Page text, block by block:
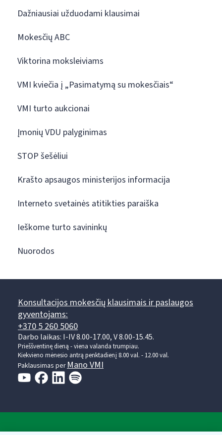
Dažniausiai užduodami klausimai
Mokesčių ABC
Viktorina moksleiviams
VMI kviečia į „Pasimatymą su mokesčiais“
VMI turto aukcionai
Įmonių VDU palyginimas
STOP šešėliui
Krašto apsaugos ministerijos informacija
Interneto svetainės atitikties paraiška
Ieškome turto savininkų
Nuorodos
Konsultacijos mokesčių klausimais ir paslaugos
gyventojams:
+370 5 260 5060
Darbo laikas: I-IV 8.00-17.00, V 8.00-15.45.
Prieššventinę dieną - viena valanda trumpiau.
Kiekvieno mėnesio antrą penktadienį 8.00 val. - 12.00 val.
Paklausimas per Mano VMI